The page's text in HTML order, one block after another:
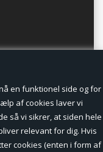
cookies.
en funktionel side og for
af cookies laver vi
så vi sikrer, at siden hele
relevant for dig. Hvis
cookies (enten i form af